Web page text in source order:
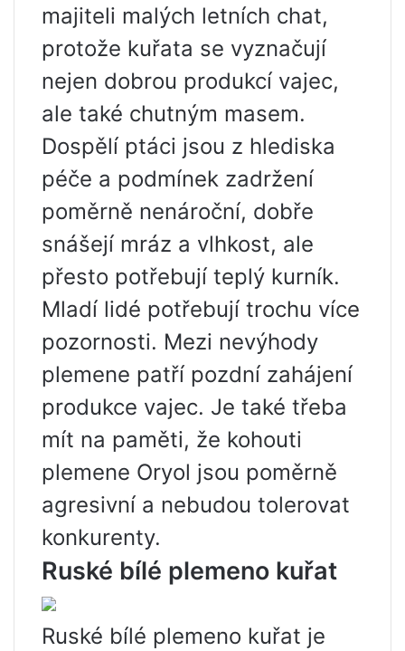
majiteli malých letních chat,
protože kuřata se vyznačují
nejen dobrou produkcí vajec,
ale také chutným masem.
Dospělí ptáci jsou z hlediska
péče a podmínek zadržení
poměrně nenároční, dobře
snášejí mráz a vlhkost, ale
přesto potřebují teplý kurník.
Mladí lidé potřebují trochu více
pozornosti. Mezi nevýhody
plemene patří pozdní zahájení
produkce vajec. Je také třeba
mít na paměti, že kohouti
plemene Oryol jsou poměrně
agresivní a nebudou tolerovat
konkurenty.
Ruské bílé plemeno kuřat
Ruské bílé plemeno kuřat je